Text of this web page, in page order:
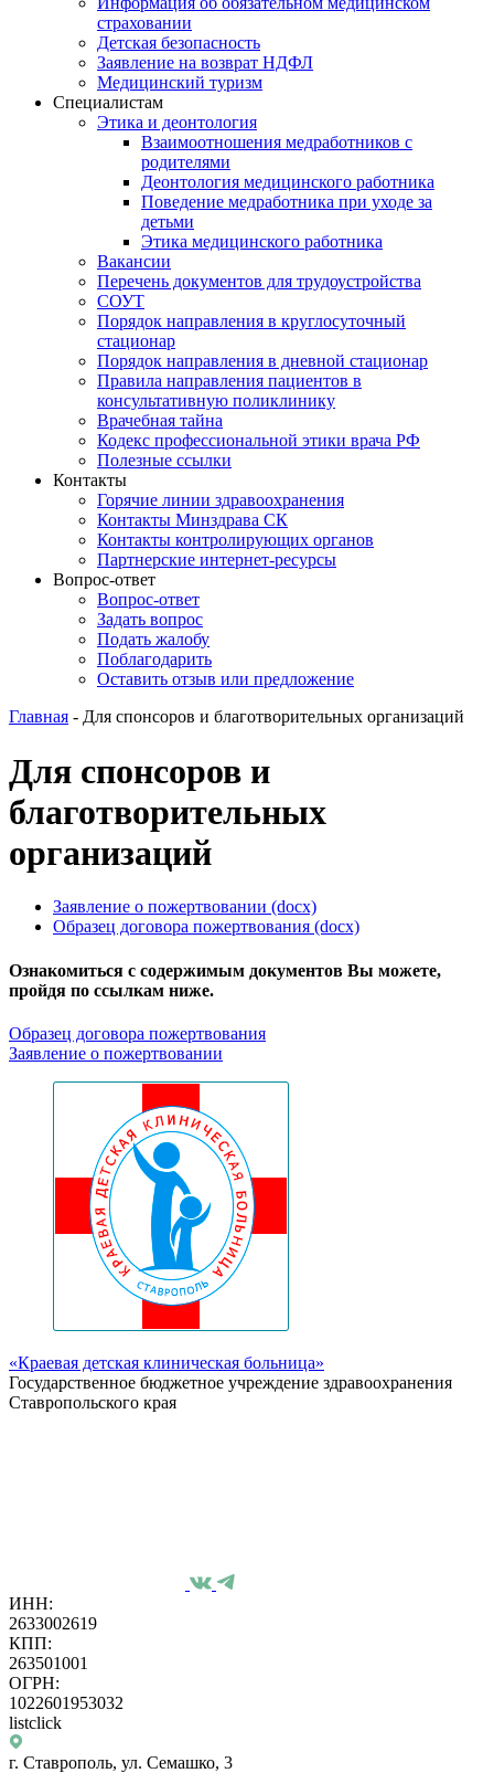
страховании
Детская безопасность
Заявление на возврат НДФЛ
Медицинский туризм
Специалистам
Этика и деонтология
Взаимоотношения медработников с
родителями
Деонтология медицинского работника
Поведение медработника при уходе за
детьми
Этика медицинского работника
Вакансии
Перечень документов для трудоустройства
СОУТ
Порядок направления в круглосуточный
стационар
Порядок направления в дневной стационар
Правила направления пациентов в
консультативную поликлинику
Врачебная тайна
Кодекс профессиональной этики врача РФ
Полезные ссылки
Контакты
Горячие линии здравоохранения
Контакты Минздрава СК
Контакты контролирующих органов
Партнерские интернет-ресурсы
Вопрос-ответ
Вопрос-ответ
Задать вопрос
Подать жалобу
Поблагодарить
Оставить отзыв или предложение
Главная - Для спонсоров и благотворительных организаций
Для спонсоров и
благотворительных
организаций
Заявление о пожертвовании (docx)
Образец договора пожертвования (docx)
Ознакомиться с содержимым документов Вы можете,
пройдя по ссылкам ниже.
Образец договора пожертвования
Заявление о пожертвовании
«Краевая детская клиническая больница»
Государственное бюджетное учреждение здравоохранения
Ставропольского края
ИНН:
2633002619
КПП:
263501001
ОГРН:
1022601953032
listclick
г. Ставрополь, ул. Семашко, 3